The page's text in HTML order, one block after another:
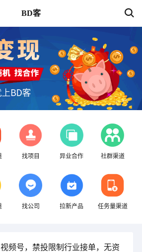
BD客
找项目 异业合作 社群渠道
找公司 拉新产品 任务量渠道
频号，禁投限制行业接单，无资